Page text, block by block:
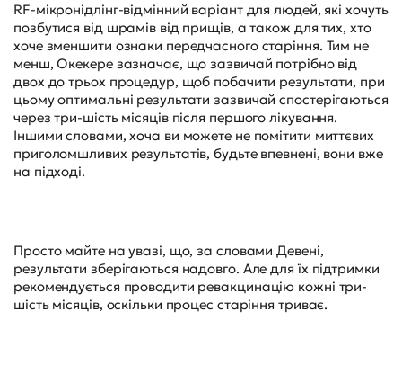
RF-мікронідлінг-відмінний варіант для людей, які хочуть
позбутися від шрамів від прищів, а також для тих, хто
хоче зменшити ознаки передчасного старіння. Тим не
менш, Окекере зазначає, що зазвичай потрібно від
двох до трьох процедур, щоб побачити результати, при
цьому оптимальні результати зазвичай спостерігаються
через три-шість місяців після першого лікування.
Іншими словами, хоча ви можете не помітити миттєвих
приголомшливих результатів, будьте впевнені, вони вже
на підході.
Просто майте на увазі, що, за словами Девені,
результати зберігаються надовго. Але для їх підтримки
рекомендується проводити ревакцинацію кожні три-
шість місяців, оскільки процес старіння триває.